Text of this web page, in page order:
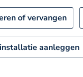
of vervangen
aanleggen